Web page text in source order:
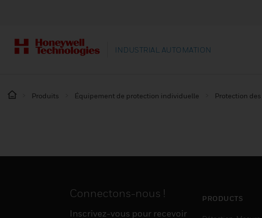
INDUSTRIAL AUTOMATION
Produits Équipement de protection individuelle Protection
Connectons-nous !
Inscrivez-vous pour recevoir
PRODUCTS